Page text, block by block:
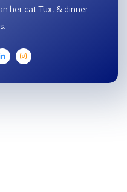
her cat Tux, & dinner